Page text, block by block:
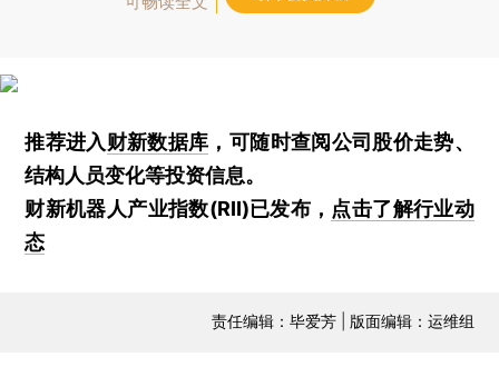
推荐进入财新数据库 ，可随时查阅公司股价走势、
结构人员变化等投资信息。
财新机器人产业指数(RII)已发布， 点击了解行业动
态
责任编辑：毕爱芳 | 版面编辑：运维组